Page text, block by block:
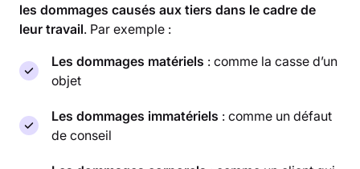
les dommages causés aux tiers dans le cadre de
leur travail. Par exemple :
Les dommages matériels : comme la casse d’un
objet
Les dommages immatériels : comme un défaut
de conseil